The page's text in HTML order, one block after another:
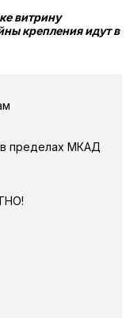
витрину
крепления идут в
в пределах МКАД